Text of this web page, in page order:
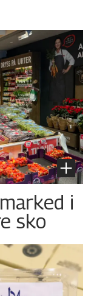
i
sko